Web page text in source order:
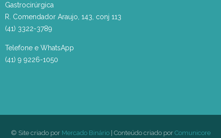
Gastrocirúrgica
R. Comendador Araujo, 143, conj 113
(41) 3322-3789
Telefone e WhatsApp
(41) 9 9226-1050
© Site criado por Mercado Binário| Conteúdo criado por Comunicore